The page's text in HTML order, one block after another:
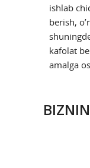
ishlab
berish,
kafolat
amalga